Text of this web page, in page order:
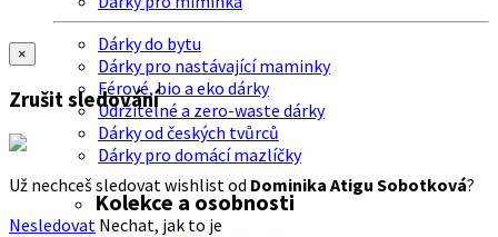
Dárky do bytu
Dárky pro nastávající maminky
Férové, bio a eko dárky
Udržitelné a zero-waste dárky
Dárky od českých tvůrců
Dárky pro domácí mazlíčky
Kolekce a osobnosti
×
Zrušit sledování
Už nechceš sledovat wishlist od Dominika Atigu Sobotková?
Nesledovat Nechat, jak to je